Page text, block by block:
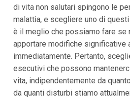
di vita non salutari spingono le
malattia, e scegliere uno di
è il meglio che possiamo fare se
apportare modifiche significative
immediatamente. Pertanto,
esecutivi che possono
vita, indipendentemente da
da quanti disturbi stiamo